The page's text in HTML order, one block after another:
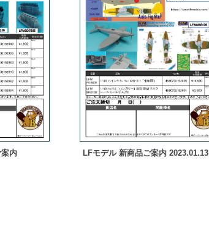
内
LFモデル 新商品ご案内 2023.01.13